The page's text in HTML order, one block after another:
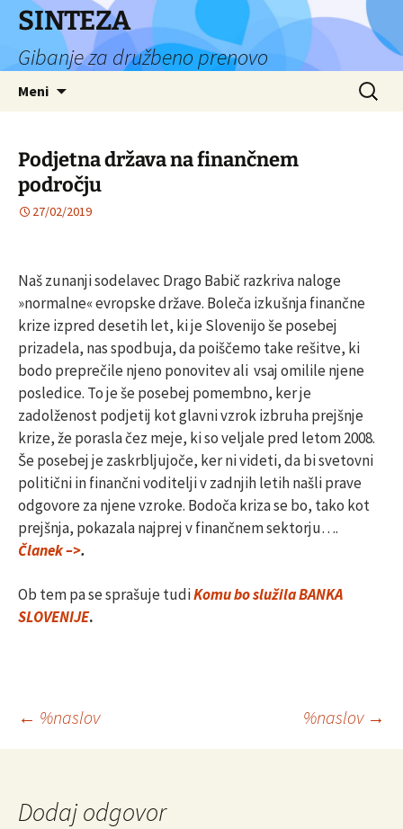
Preskoči
vsebino
SINTEZA
Gibanje za družbeno prenovo
Meni Išči:
Podjetna država na finančnem
področju
27/02/2019
Naš zunanji sodelavec Drago Babič razkriva naloge
»normalne« evropske države. Boleča izkušnja finančne
krize izpred desetih let, ki je Slovenijo še posebej
prizadela, nas spodbuja, da poiščemo take rešitve, ki
bodo preprečile njeno ponovitev ali vsaj omilile njene
posledice. To je še posebej pomembno, ker je
zadolženost podjetij kot glavni vzrok izbruha prejšnje
krize, že porasla čez meje, ki so veljale pred letom 2008.
Še posebej je zaskrbljujoče, ker ni videti, da bi svetovni
politični in finančni voditelji v zadnjih letih našli prave
odgovore za njene vzroke. Bodoča kriza se bo, tako kot
prejšnja, pokazala najprej v finančnem sektorju….
Članek –>.
Ob tem pa se sprašuje tudiKomu bo služila BANKA
SLOVENIJE.
Krmarjenje
po
prispevkih
← %naslov %naslov →
Dodaj odgovor